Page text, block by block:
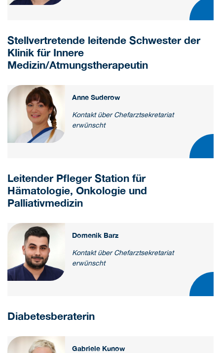
Stellvertretende leitende Schwester der
Klinik für Innere
Medizin/Atmungstherapeutin
Anne Suderow
Kontakt über Chefarztsekretariat
erwünscht
Leitender Pfleger Station für
Hämatologie, Onkologie und
Palliativmedizin
Domenik Barz
Kontakt über Chefarztsekretariat
erwünscht
Diabetesberaterin
Gabriele Kunow